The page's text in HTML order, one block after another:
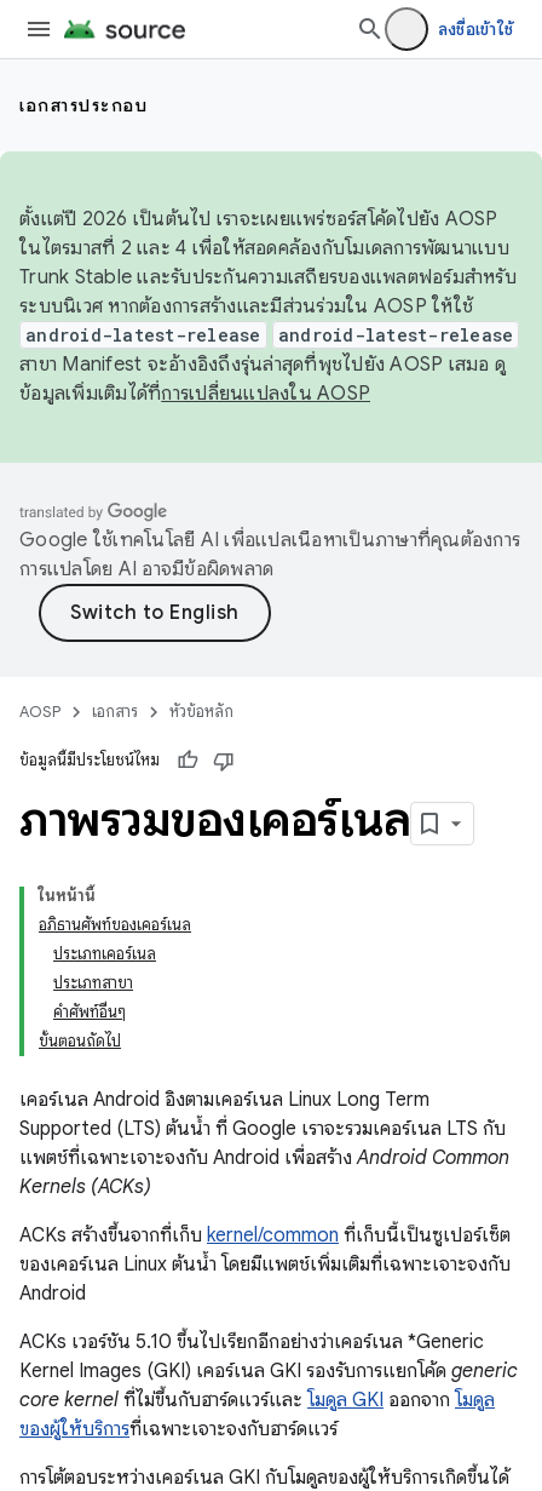
ลงชื่อเข้าใช้
เอกสารประกอบ
ตั้งแต่ปี 2026 เป็นต้นไป เราจะเผยแพร่ซอร์สโค้ดไปยัง AOSP
ในไตรมาสที่ 2 และ 4 เพื่อให้สอดคล้องกับโมเดลการพัฒนาแบบ
Trunk Stable และรับประกันความเสถียรของแพลตฟอร์มสำหรับ
ระบบนิเวศ หากต้องการสร้างและมีส่วนร่วมใน AOSP ให้ใช้
android-latest-release android-latest-release
สาขา Manifest จะอ้างอิงถึงรุ่นล่าสุดที่พุชไปยัง AOSP เสมอ ดู
ข้อมูลเพิ่มเติมได้ที่การเปลี่ยนแปลงใน AOSP
Google ใช้เทคโนโลยี AI เพื่อแปลเนื้อหาเป็นภาษาที่คุณต้องการ
การแปลโดย AI อาจมีข้อผิดพลาด
AOSP เอกสาร หัวข้อหลัก
ข้อมูลนี้มีประโยชน์ไหม
ภาพรวมของเคอร์เนล
ในหน้านี้
อภิธานศัพท์ของเคอร์เนล
ประเภทเคอร์เนล
ประเภทสาขา
คำศัพท์อื่นๆ
ขั้นตอนถัดไป
เคอร์เนล Android อิงตามเคอร์เนล Linux Long Term
Supported (LTS) ต้นน้ำ ที่ Google เราจะรวมเคอร์เนล LTS กับ
แพตช์ที่เฉพาะเจาะจงกับ Android เพื่อสร้างAndroid Common
Kernels (ACKs)
ACKs สร้างขึ้นจากที่เก็บ kernel/common ที่เก็บนี้เป็นซูเปอร์เซ็ต
ของเคอร์เนล Linux ต้นน้ำ โดยมีแพตช์เพิ่มเติมที่เฉพาะเจาะจงกับ
Android
ACKs เวอร์ชัน 5.10 ขึ้นไปเรียกอีกอย่างว่าเคอร์เนล *Generic
Kernel Images (GKI) เคอร์เนล GKI รองรับการแยกโค้ด generic
core kernel ที่ไม่ขึ้นกับฮาร์ดแวร์และ โมดูล GKI ออกจาก โมดูล
ของผู้ให้บริการที่เฉพาะเจาะจงกับฮาร์ดแวร์
การโต้ตอบระหว่างเคอร์เนล GKI กับโมดูลของผู้ให้บริการเกิดขึ้นได้